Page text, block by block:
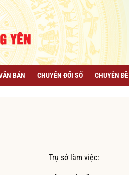
BẢN CHUYỂN ĐỔI SỐ CHUYÊN ĐỀ
Trụ sở làm việc: